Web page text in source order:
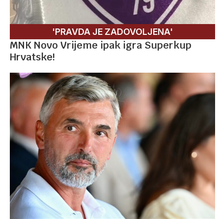
'PRAVDA JE ZADOVOLJENA'
MNK Novo Vrijeme ipak igra Superkup
Hrvatske!